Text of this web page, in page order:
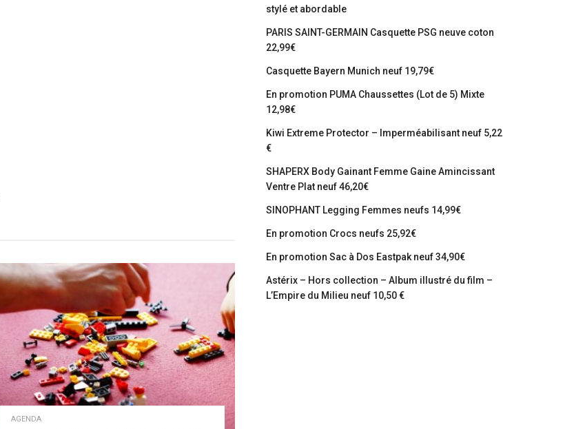
AGENDA
stylé et abordable
PARIS SAINT-GERMAIN Casquette PSG neuve coton
22,99€
Casquette Bayern Munich neuf 19,79€
En promotion PUMA Chaussettes (Lot de 5) Mixte
12,98€
Kiwi Extreme Protector – Imperméabilisant neuf 5,22
€
SHAPERX Body Gainant Femme Gaine Amincissant
Ventre Plat neuf 46,20€
SINOPHANT Legging Femmes neufs 14,99€
En promotion Crocs neufs 25,92€
En promotion Sac à Dos Eastpak neuf 34,90€
Astérix – Hors collection – Album illustré du film –
L’Empire du Milieu neuf 10,50 €